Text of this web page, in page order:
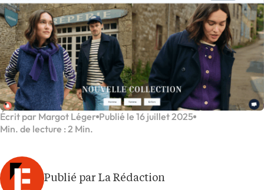
Écrit par Margot Léger Publié le 16 juillet 2025
Min. de lecture : 2 Min.
Publié par La Rédaction